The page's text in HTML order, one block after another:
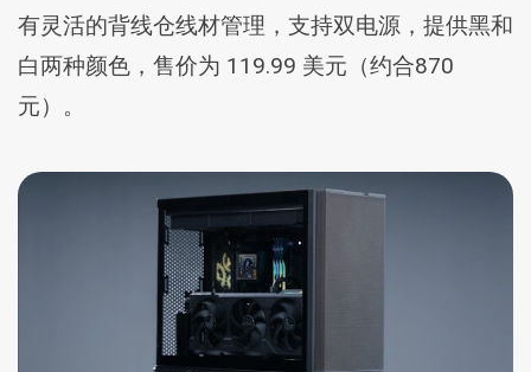
有灵活的背线仓线材管理，支持双电源，提供黑和
白两种颜色，售价为 119.99 美元（约合870
元）。